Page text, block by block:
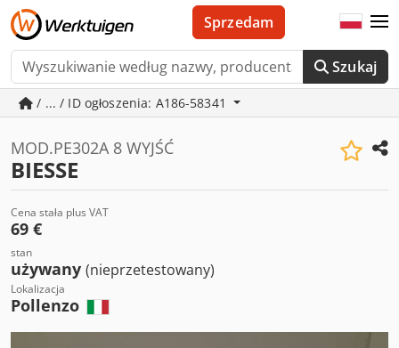
Szukaj
Sprzedam
/ ... / ID ogłoszenia: A186-58341
MOD.PE302A 8 WYJŚĆ
BIESSE
Cena stała plus VAT
69 €
stan
używany (nieprzetestowany)
Lokalizacja
Pollenzo